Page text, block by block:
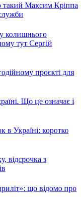
такий Максим Кріппа
колишнього
тут Сергій
проєкті для
Що це означає і
в Україні: коротко
відсрочка з
що відомо про